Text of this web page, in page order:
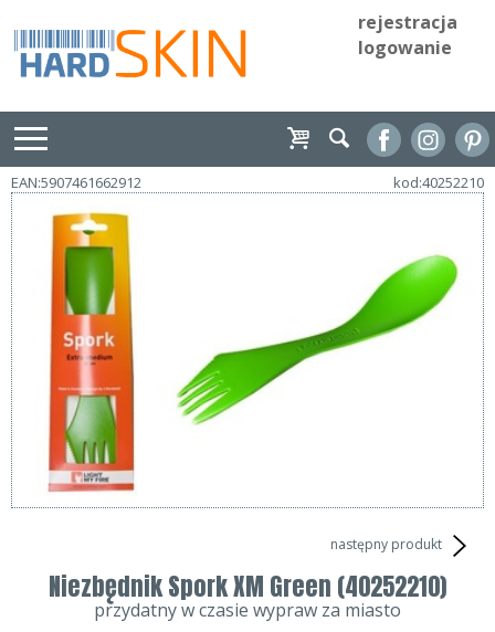
rejestracja
logowanie
EAN:5907461662912 kod:40252210
następny produkt
Niezbędnik Spork XM Green (40252210)
przydatny w czasie wypraw za miasto